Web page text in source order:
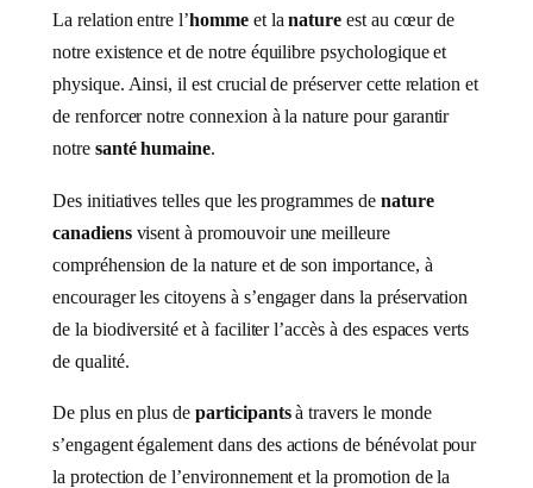
La relation entre l’hommeet lanature est au cœur de
notre existence et de notre équilibre psychologique et
physique. Ainsi, il est crucial de préserver cette relation et
de renforcer notre connexion à la nature pour garantir
notre santé humaine.
Des initiatives telles que les programmes de nature
canadiensvisent à promouvoir une meilleure
compréhension de la nature et de son importance, à
encourager les citoyens à s’engager dans la préservation
de la biodiversité et à faciliter l’accès à des espaces verts
de qualité.
De plus en plus departicipantsà travers le monde
s’engagent également dans des actions de bénévolat pour
la protection de l’environnement et la promotion de la